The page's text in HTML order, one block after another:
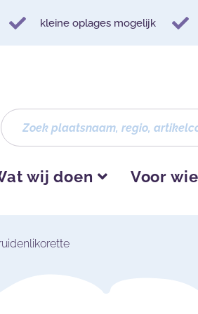
kleine oplages mogelijk
wij doen Voor